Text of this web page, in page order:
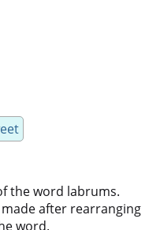
the word labrums.
after rearranging
word.